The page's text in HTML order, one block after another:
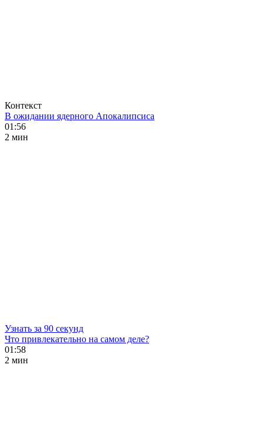
Контекст
В ожидании ядерного Апокалипсиса
01:56
2 мин
Узнать за 90 секунд
Что привлекательно на самом деле?
01:58
2 мин